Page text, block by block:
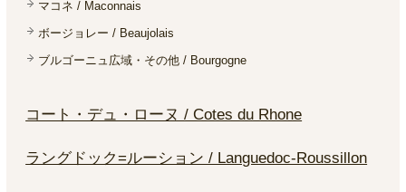
マコネ / Maconnais
ボージョレー / Beaujolais
ブルゴーニュ広域・その他 / Bourgogne
コート・デュ・ローヌ / Cotes du Rhone
ラングドック=ルーション / Languedoc-Roussillon